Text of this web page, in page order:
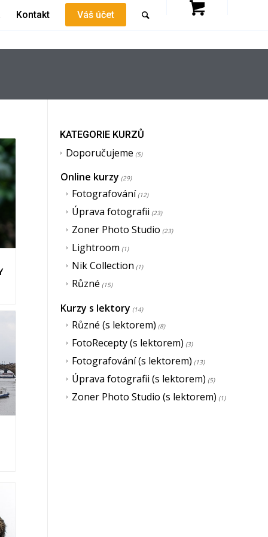
Kontakt Váš účet
KATEGORIE KURZŮ
Doporučujeme (5)
Online kurzy (29)
Fotografování (12)
Úprava fotografii (23)
Zoner Photo Studio (23)
Lightroom (1)
Nik Collection (1)
Různé (15)
Kurzy s lektory (14)
Různé (s lektorem) (8)
FotoRecepty (s lektorem) (3)
Fotografování (s lektorem) (13)
Úprava fotografii (s lektorem) (5)
Zoner Photo Studio (s lektorem) (1)